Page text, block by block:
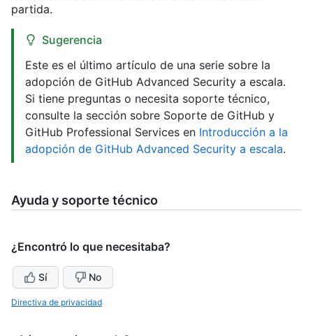
partida.
Sugerencia
Este es el último artículo de una serie sobre la
adopción de GitHub Advanced Security a escala.
Si tiene preguntas o necesita soporte técnico,
consulte la sección sobre Soporte de GitHub y
GitHub Professional Services en Introducción a la
adopción de GitHub Advanced Security a escala.
Ayuda y soporte técnico
¿Encontró lo que necesitaba?
Sí No
Directiva de privacidad